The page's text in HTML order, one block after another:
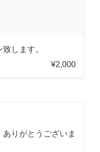
します。
¥2,000
りがとうございま